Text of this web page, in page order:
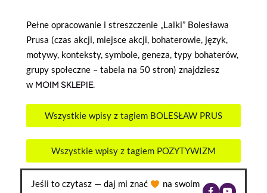
Pełne opracowanie i streszczenie „Lalki” Bolesława
Prusa (czas akcji, miejsce akcji, bohaterowie, język,
motywy, konteksty, symbole, geneza, typy bohaterów,
grupy społeczne – tabela na 50 stron) znajdziesz
w MOIM SKLEPIE.
Wszystkie wpisy z tagiem BOLESŁAW PRUS
Wszystkie wpisy z tagiem POZYTYWIZM
Jeśli to czytasz — daj mi znać
na swoim